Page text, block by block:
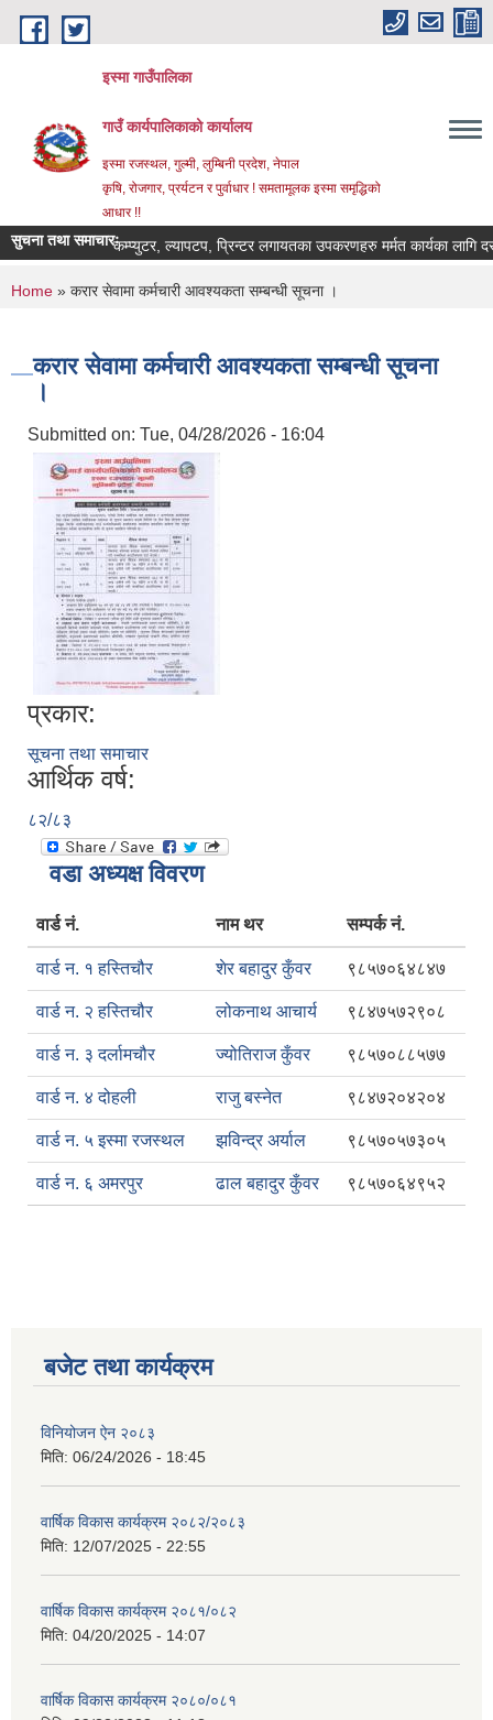
Skip to main content
इस्मा गाउँपालिका
गाउँ कार्यपालिकाको कार्यालय
इस्मा रजस्थल, गुल्मी, लुम्बिनी प्रदेश, नेपाल
कृषि, रोजगार, प्रर्यटन र पुर्वाधार ! समतामूलक इस्मा समृद्धिको
आधार !!
सुचना तथा समाचारःकम्प्युटर, ल्यापटप, प्रिन्टर लगायतका उपकरणहरु मर्मत कार्यका लागि
You are here
Home » करार सेवामा कर्मचारी आवश्यकता सम्बन्धी सूचना ।
करार सेवामा कर्मचारी आवश्यकता सम्बन्धी सूचना
।
Submitted on: Tue, 04/28/2026 - 16:04
प्रकार:
सूचना तथा समाचार
आर्थिक वर्ष:
८२/८३
वडा अध्यक्ष विवरण
वार्ड नं. नाम थर सम्पर्क नं.
वार्ड न. १ हस्तिचौर शेर बहादुर कुँवर ९८५७०६४८४७
वार्ड न. २ हस्तिचौर लोकनाथ आचार्य ९८४७५७२९०८
वार्ड न. ३ दर्लामचौर ज्योतिराज कुँवर ९८५७०८८५७७
वार्ड न. ४ दोहली राजु बस्नेत ९८४७२०४२०४
वार्ड न. ५ इस्मा रजस्थल झविन्द्र अर्याल ९८५७०५७३०५
वार्ड न. ६ अमरपुर ढाल बहादुर कुँवर ९८५७०६४९५२
बजेट तथा कार्यक्रम
विनियोजन ऐन २०८३
मिति: 06/24/2026 - 18:45
वार्षिक विकास कार्यक्रम २०८२/२०८३
मिति: 12/07/2025 - 22:55
वार्षिक विकास कार्यक्रम २०८१/०८२
मिति: 04/20/2025 - 14:07
वार्षिक विकास कार्यक्रम २०८०/०८१